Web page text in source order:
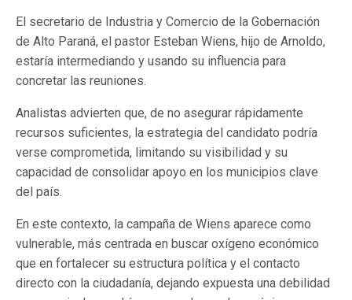
El secretario de Industria y Comercio de la Gobernación
de Alto Paraná, el pastor Esteban Wiens, hijo de Arnoldo,
estaría intermediando y usando su influencia para
concretar las reuniones.
Analistas advierten que, de no asegurar rápidamente
recursos suficientes, la estrategia del candidato podría
verse comprometida, limitando su visibilidad y su
capacidad de consolidar apoyo en los municipios clave
del país.
En este contexto, la campaña de Wiens aparece como
vulnerable, más centrada en buscar oxígeno económico
que en fortalecer su estructura política y el contacto
directo con la ciudadanía, dejando expuesta una debilidad